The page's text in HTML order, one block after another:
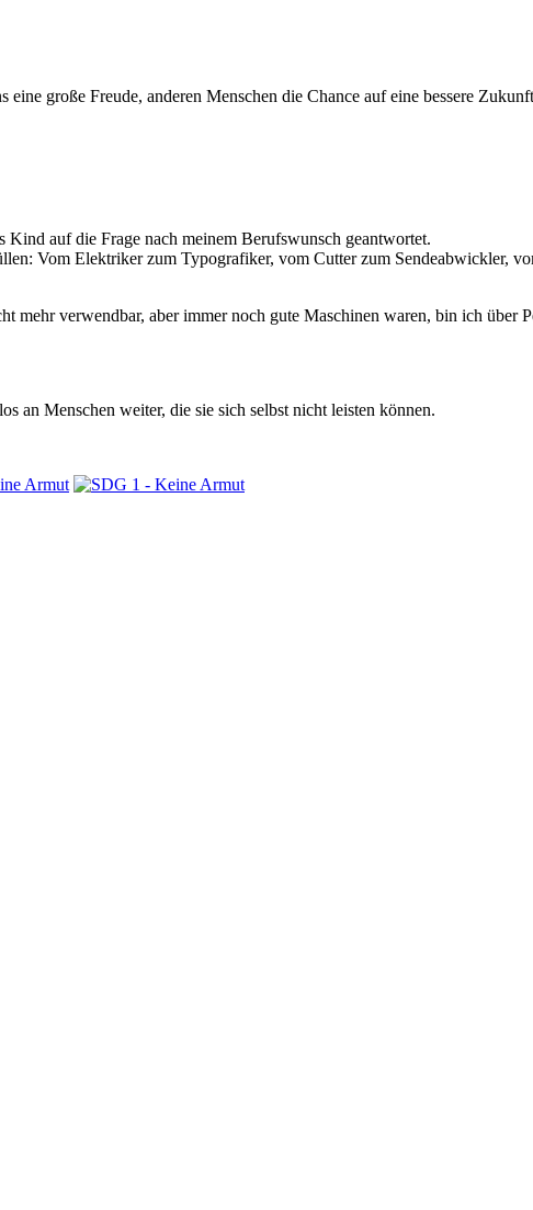
große Freude, anderen Menschen die Chance auf eine bessere
auf die Frage nach meinem Berufswunsch geantwortet.
Vom Elektriker zum Typografiker, vom Cutter zum Sendeabwickler,
mehr verwendbar, aber immer noch gute Maschinen waren, bin ich
an Menschen weiter, die sie sich selbst nicht leisten können.